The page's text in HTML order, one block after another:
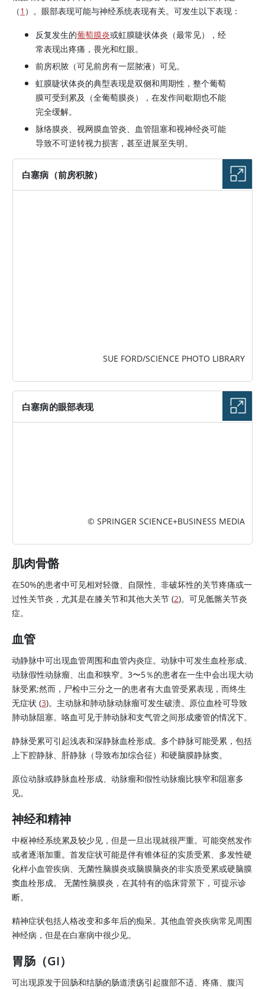
（1 ）。眼部表现可能与神经系统表现有关。可发生以下表现：
反复发生的葡萄膜炎或虹膜睫状体炎（最常见），经
常表现出疼痛，畏光和红眼。
前房积脓（可见前房有一层脓液）可见。
虹膜睫状体炎的典型表现是双侧和周期性，整个葡萄
膜可受到累及（全葡萄膜炎），在发作间歇期也不能
完全缓解。
脉络膜炎、视网膜血管炎、血管阻塞和视神经炎可能
导致不可逆转视力损害，甚至进展至失明。
白塞病（前房积脓）
SUE FORD/SCIENCE PHOTO LIBRARY
白塞病的眼部表现
© SPRINGER SCIENCE+BUSINESS MEDIA
肌肉骨骼
在50%的患者中可见相对轻微、自限性、非破坏性的关节疼痛或一
过性关节炎，尤其是在膝关节和其他大关节 (2)。可见骶髂关节炎
症。
血管
动静脉中可出现血管周围和血管内炎症。动脉中可发生血栓形成、
动脉假性动脉瘤、出血和狭窄。3〜5％的患者在一生中会出现大动
脉受累;然而，尸检中三分之一的患者有大血管受累表现，而终生
无症状 (3)。主动脉和肺动脉动脉瘤可发生破溃。原位血栓可导致
肺动脉阻塞。咯血可见于肺动脉和支气管之间形成瘘管的情况下。
静脉受累可引起浅表和深静脉血栓形成。多个静脉可能受累，包括
上下腔静脉、肝静脉（导致布加综合征）和硬脑膜静脉窦。
原位动脉或静脉血栓形成、动脉瘤和假性动脉瘤比狭窄和阻塞多
见。
神经和精神
中枢神经系统累及较少见，但是一旦出现就很严重。可能突然发作
或者逐渐加重。首发症状可能是伴有锥体征的实质受累、多发性硬
化样小血管疾病、无菌性脑膜炎或脑膜脑炎的非实质受累或硬脑膜
窦血栓形成。 无菌性脑膜炎，在其特有的临床背景下，可提示诊
断。
精神症状包括人格改变和多年后的痴呆。其他血管炎疾病常见周围
神经病，但是在白塞病中很少见。
胃肠（GI）
可出现原发于回肠和结肠的肠道溃疡引起腹部不适、疼痛、腹泻